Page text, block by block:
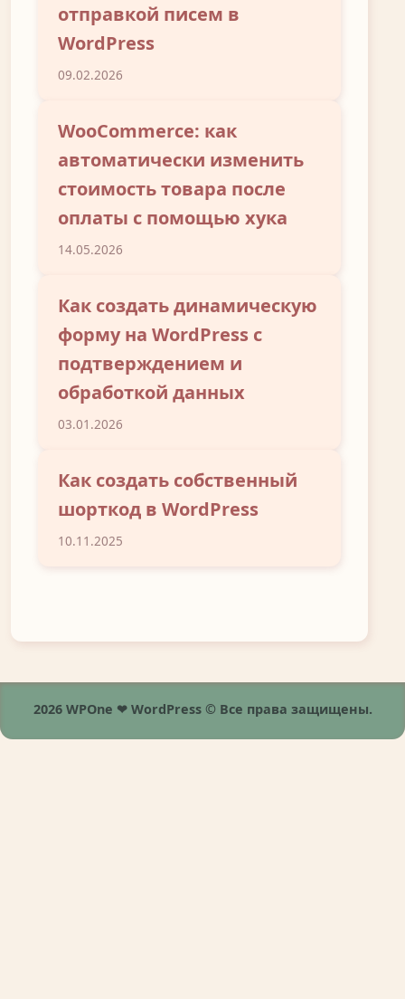
отправкой писем в
WordPress
09.02.2026
WooCommerce: как
автоматически изменить
стоимость товара после
оплаты с помощью хука
14.05.2026
Как создать динамическую
форму на WordPress с
подтверждением и
обработкой данных
03.01.2026
Как создать собственный
шорткод в WordPress
10.11.2025
2026 WPOne ❤ WordPress © Все права защищены.